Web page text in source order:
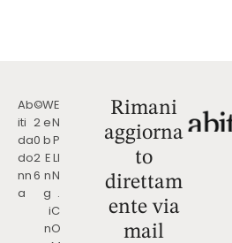
Ab
iti
da
do
nn
a
©
2
0
2
6
W
e
b
E
n
g
i
n
E
N
P
LI
N
.
C
O
Rimani
aggiorna
to
direttam
ente via
mail